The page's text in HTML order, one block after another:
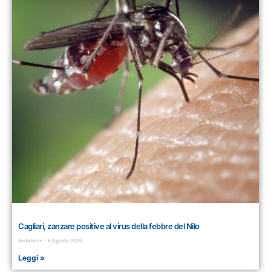
Cagliari, zanzare positive al virus della febbre del Nilo
Redazione 6 Agosto 2026
Leggi »